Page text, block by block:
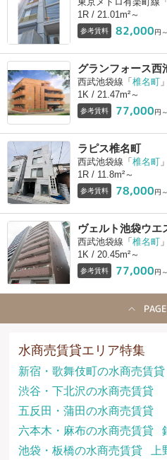
1R / 21.01m²～
参考賃料 82,000円～
グランフォース西
西武池袋線「 椎名町
1K / 21.47m²～
参考賃料 77,000円～
ラピス椎名町
西武池袋線「 椎名町
1R / 11.8m²～
参考賃料 78,000円～
ヴェルト池袋ウエ
西武池袋線「 椎名町
1K / 20.45m²～
参考賃料 77,000円～
水商売賃貸エリア特集
新宿・歌舞伎町の水商売賃貸
渋谷・下北沢の水商売賃貸
五反田・蒲田の水商売賃貸
六本木・麻布の水商売賃貸
池袋・板橋の水商売賃貸